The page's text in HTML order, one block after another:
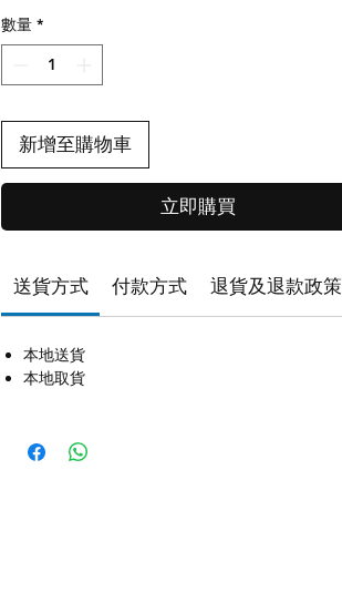
數量 *
新增至購物車
立即購買
送貨方式 付款方式 退貨及退款政策
本地送貨
本地取貨